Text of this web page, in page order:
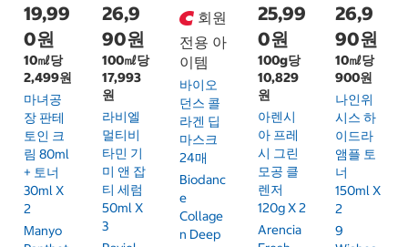
19,99
0원
10㎖당
2,499원
마녀공
장 판테
토인 크
림 80ml
+ 토너
30ml X
2
Manyo
26,9
90원
100㎖당
17,993
원
라비엘
멀티비
타민 기
미 앤 잡
티 세럼
50ml X
3
회원
전용 아
이템
바이오
던스 콜
라겐 딥
마스크
24매
Biodanc
E
Collage
N Deep
25,99
0원
100g당
10,829
원
아렌시
아 프레
시 그린
모공 클
렌저
120g X 2
Arencia
26,9
90원
10㎖당
900원
나인위
시스 하
이드라
앰플 토
너
150ml X
2
9